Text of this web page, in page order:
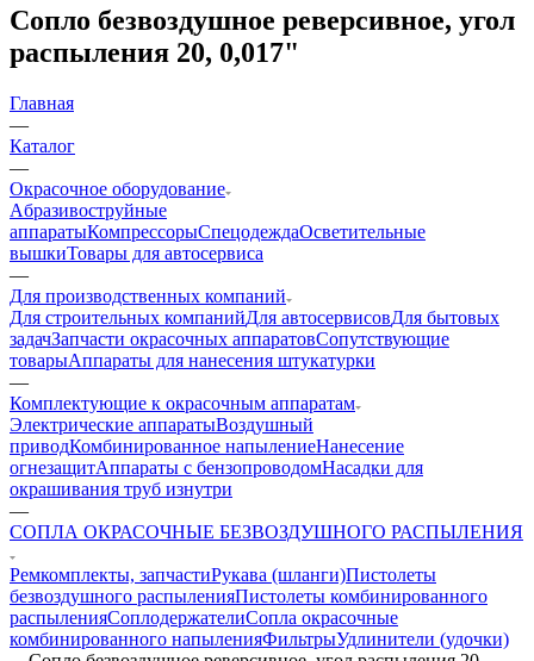
Сопло безвоздушное реверсивное, угол
распыления 20, 0,017"
Главная
—
Каталог
—
Окрасочное оборудование
Aбразивоструйные
аппаратыКомпрессорыСпецодеждаОсветительные
вышкиТовары для автосервиса
—
Для производственных компаний
Для строительных компанийДля автосервисовДля бытовых
задачЗапчасти окрасочных аппаратовСопутствующие
товарыАппараты для нанесения штукатурки
—
Комплектующие к окрасочным аппаратам
Электрические аппаратыВоздушный
приводКомбинированное напылениеНанесение
огнезащитАппараты с бензопроводомНасадки для
окрашивания труб изнутри
—
СОПЛА ОКРАСОЧНЫЕ БЕЗВОЗДУШНОГО РАСПЫЛЕНИЯ
Ремкомплекты, запчастиРукава (шланги)Пистолеты
безвоздушного распыленияПистолеты комбинированного
распыленияСоплодержателиСопла окрасочные
комбинированного напыленияФильтрыУдлинители (удочки)